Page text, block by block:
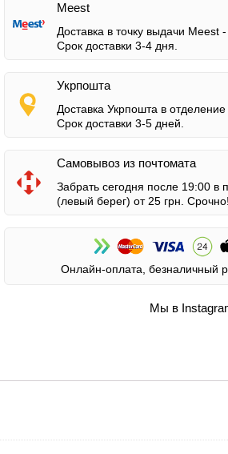
Meest
Доставка в точку выдачи Meest -
Срок доставки 3-4 дня.
Укрпошта
Доставка Укрпошта в отделение
Срок доставки 3-5 дней.
Самовывоз из почтомата
Забрать сегодня после 19:00
(левый берег) от 25 грн. Срочно!
Онлайн-оплата, безналичный
Мы в